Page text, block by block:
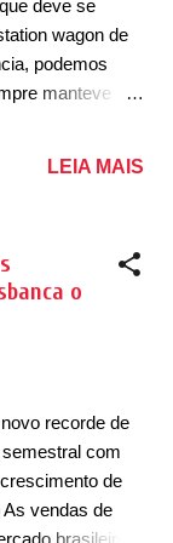
que deve
modular e-
estima-se
informações
deve se
wagon de
podemos
manteve
dos
Legacy Wagon,
ao aderir
a sua sexta
vínculo forte
da
teaser, o
mais
muito mais
wagon. Aliás, o
LEIA MAIS
o
recorde de
com
de
vendas de
brasileiro